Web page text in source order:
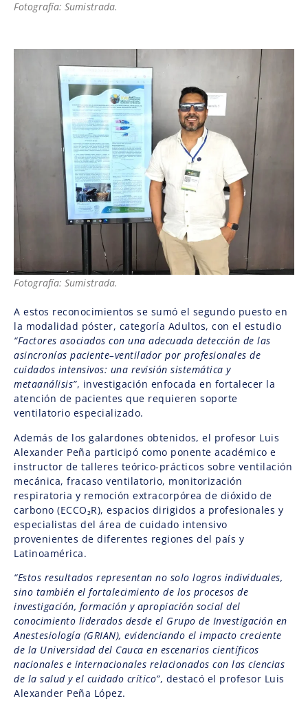
Fotografía: Sumistrada.
Fotografía: Sumistrada.
A estos reconocimientos se sumó el segundo puesto en
la modalidad póster, categoría Adultos, con el estudio
“Factores asociados con una adecuada detección de las
asincronías paciente–ventilador por profesionales de
cuidados intensivos: una revisión sistemática y
metaanálisis”, investigación enfocada en fortalecer la
atención de pacientes que requieren soporte
ventilatorio especializado.
Además de los galardones obtenidos, el profesor Luis
Alexander Peña participó como ponente académico e
instructor de talleres teórico-prácticos sobre ventilación
mecánica, fracaso ventilatorio, monitorización
respiratoria y remoción extracorpórea de dióxido de
carbono (ECCO₂R), espacios dirigidos a profesionales y
especialistas del área de cuidado intensivo
provenientes de diferentes regiones del país y
Latinoamérica.
“Estos resultados representan no solo logros individuales,
sino también el fortalecimiento de los procesos de
investigación, formación y apropiación social del
conocimiento liderados desde el Grupo de Investigación en
Anestesiología (GRIAN), evidenciando el impacto creciente
de la Universidad del Cauca en escenarios científicos
nacionales e internacionales relacionados con las ciencias
de la salud y el cuidado crítico”, destacó el profesor Luis
Alexander Peña López.